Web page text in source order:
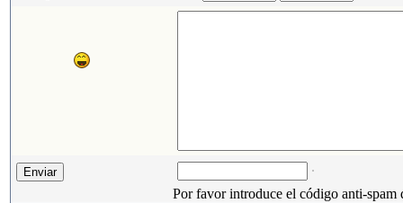
Por favor introduce el código anti-spam